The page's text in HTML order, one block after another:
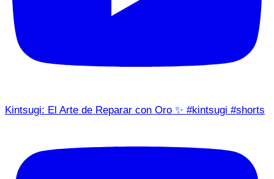
Kintsugi: El Arte de Reparar con Oro ✨ #kintsugi #shorts